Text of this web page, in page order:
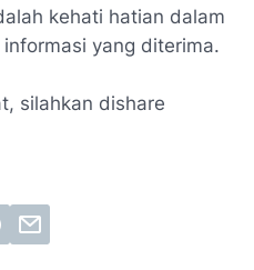
kehati hatian dalam
yang diterima.
silahkan dishare